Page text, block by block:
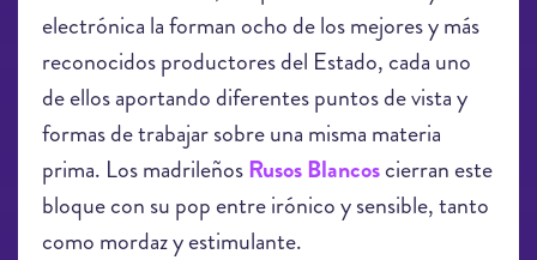
electrónica la forman ocho de los mejores y más
reconocidos productores del Estado, cada uno
de ellos aportando diferentes puntos de vista y
formas de trabajar sobre una misma materia
prima. Los madrileñosRusos Blancoscierran este
bloque con su pop entre irónico y sensible, tanto
como mordaz y estimulante.